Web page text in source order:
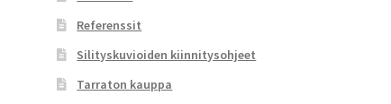
Referenssit
Silityskuvioiden kiinnitysohjeet
Tarraton kauppa